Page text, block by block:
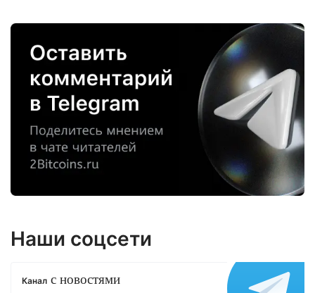
Наши соцсети
Канал с новостями